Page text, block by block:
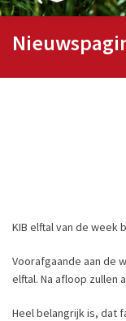
KIB elftal van de week
Voorafgaande aan de
elftal. Na afloop zullen
Heel belangrijk is, dat